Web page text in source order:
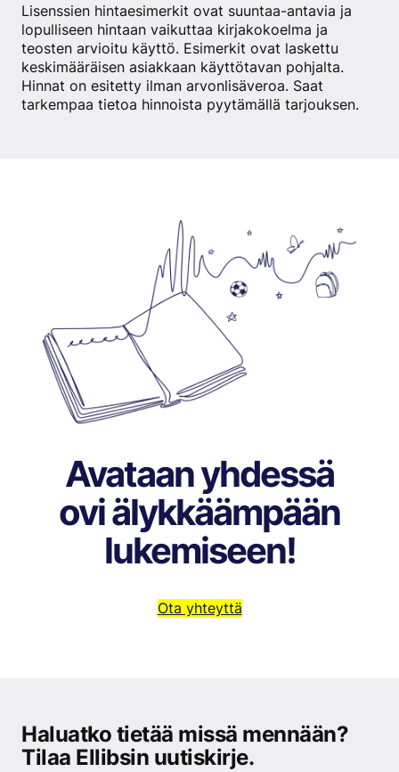
Lisenssien hintaesimerkit ovat suuntaa-antavia ja
lopulliseen hintaan vaikuttaa kirjakokoelma ja
teosten arvioitu käyttö. Esimerkit ovat laskettu
keskimääräisen asiakkaan käyttötavan pohjalta.
Hinnat on esitetty ilman arvonlisäveroa. Saat
tarkempaa tietoa hinnoista pyytämällä tarjouksen.
Avataan yhdessä
ovi älykkäämpään
lukemiseen!
Ota yhteyttä
Haluatko tietää missä mennään?
Tilaa Ellibsin uutiskirje.